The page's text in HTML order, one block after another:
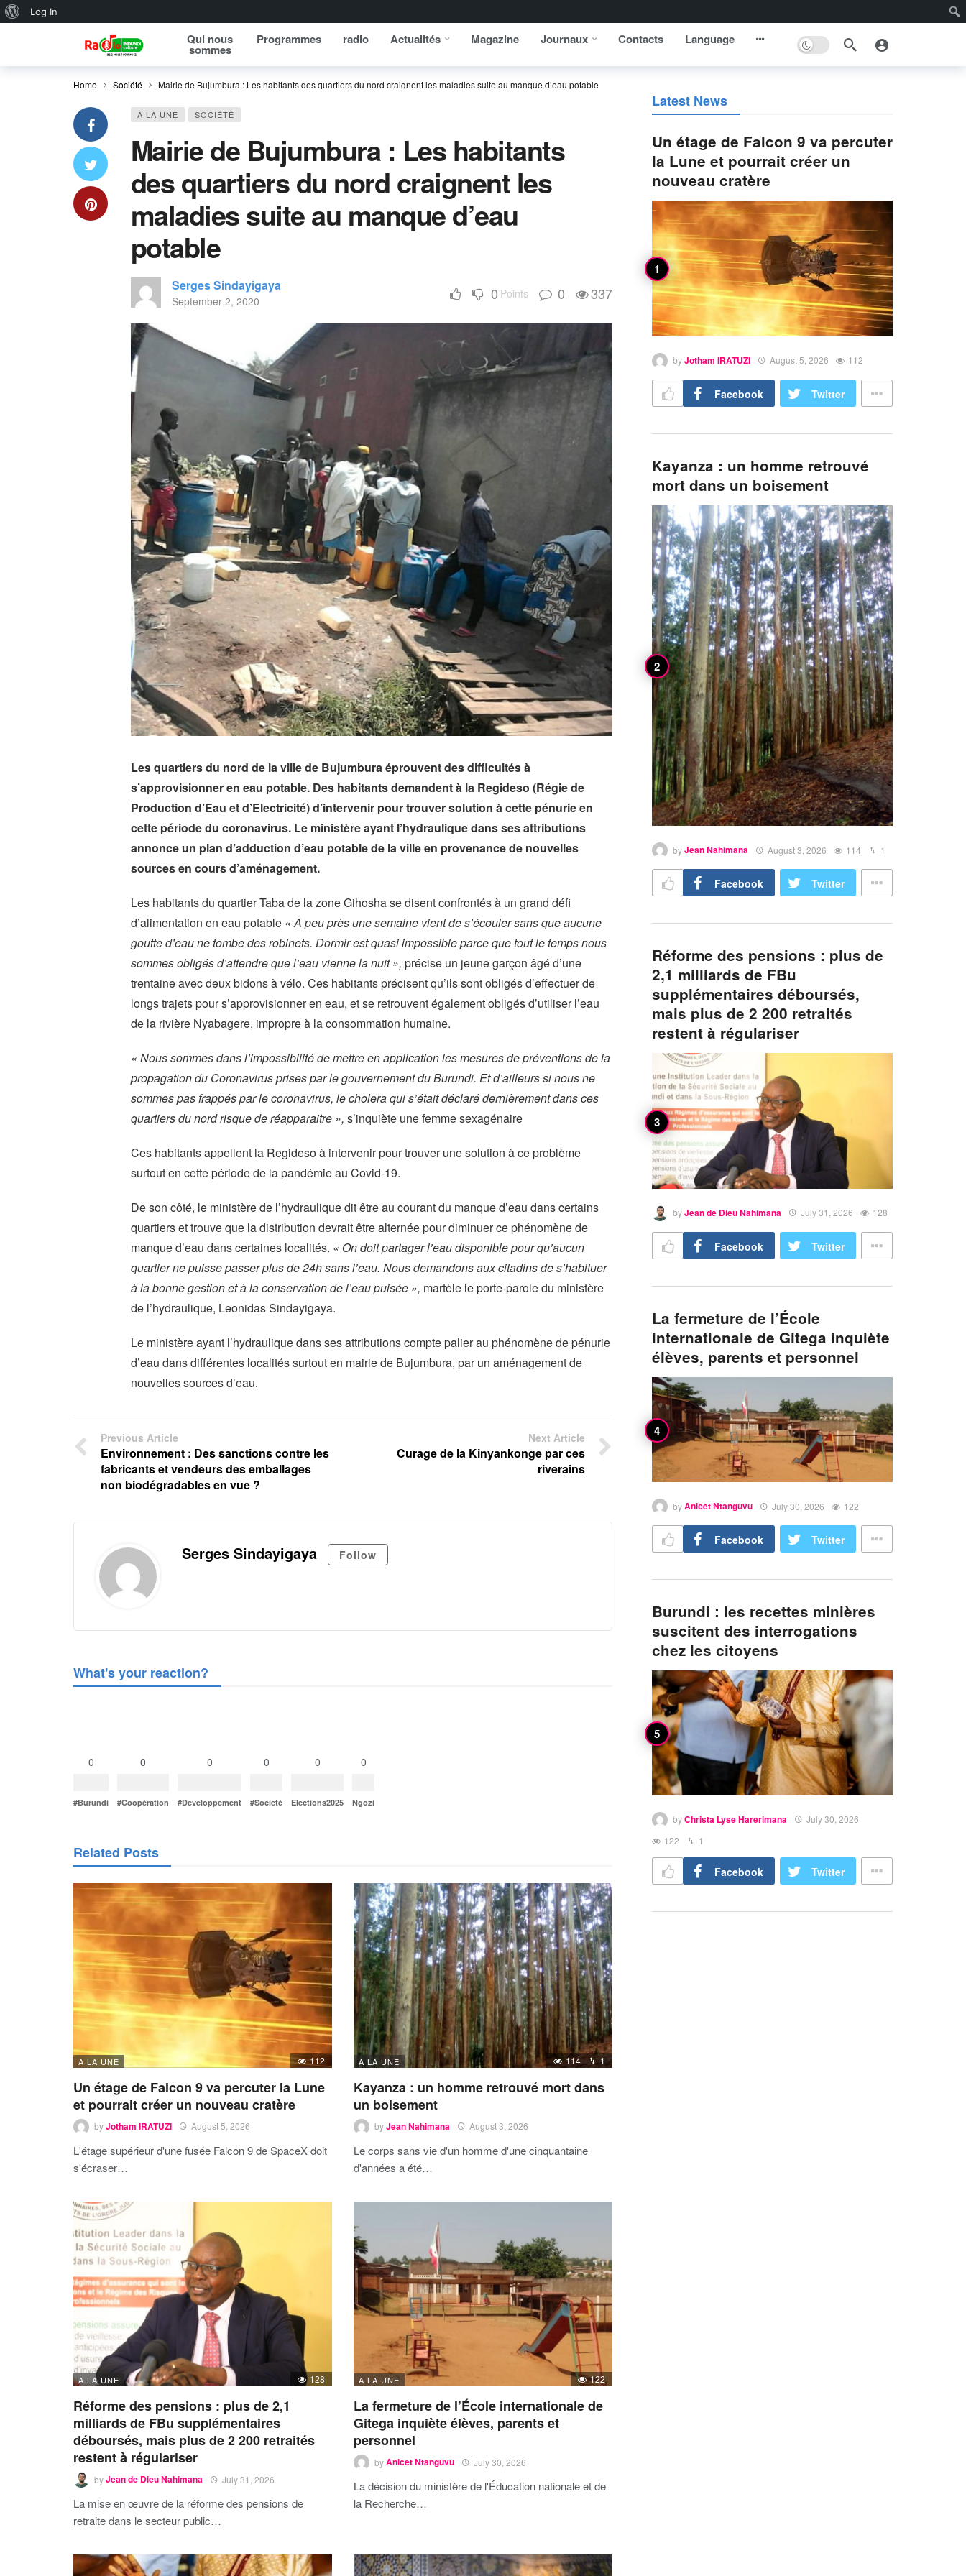
About WordPress
Log In
Qui nous
sommes
Programmes radio Actualités Magazine Journaux Contacts Language
Home Société Mairie de Bujumbura : Les habitants des quartiers du nord craignent les maladies suite au manque d’eau potable
A LA UNE SOCIÉTÉ
Mairie de Bujumbura : Les habitants
des quartiers du nord craignent les
maladies suite au manque d’eau
potable
Serges Sindayigaya
September 2, 2020 0 Points 0 337
Les quartiers du nord de la ville de Bujumbura éprouvent des difficultés à
s’approvisionner en eau potable. Des habitants demandent à la Regideso (Régie de
Production d’Eau et d’Electricité) d’intervenir pour trouver solution à cette pénurie en
cette période du coronavirus. Le ministère ayant l’hydraulique dans ses attributions
annonce un plan d’adduction d’eau potable de la ville en provenance de nouvelles
sources en cours d’aménagement.
Les habitants du quartier Taba de la zone Gihosha se disent confrontés à un grand défi
d’alimentation en eau potable « A peu près une semaine vient de s’écouler sans que aucune
goutte d’eau ne tombe des robinets. Dormir est quasi impossible parce que tout le temps nous
sommes obligés d’attendre que l’eau vienne la nuit », précise un jeune garçon âgé d’une
trentaine avec deux bidons à vélo. Ces habitants précisent qu’ils sont obligés d’effectuer de
longs trajets pour s’approvisionner en eau, et se retrouvent également obligés d’utiliser l’eau
de la rivière Nyabagere, impropre à la consommation humaine.
« Nous sommes dans l’impossibilité de mettre en application les mesures de préventions de la
propagation du Coronavirus prises par le gouvernement du Burundi. Et d’ailleurs si nous ne
sommes pas frappés par le coronavirus, le cholera qui s’était déclaré dernièrement dans ces
quartiers du nord risque de réapparaitre », s’inquiète une femme sexagénaire
Ces habitants appellent la Regideso à intervenir pour trouver une solution à ce problème
surtout en cette période de la pandémie au Covid-19.
De son côté, le ministère de l’hydraulique dit être au courant du manque d’eau dans certains
quartiers et trouve que la distribution devrait être alternée pour diminuer ce phénomène de
manque d’eau dans certaines localités. « On doit partager l’eau disponible pour qu’aucun
quartier ne puisse passer plus de 24h sans l’eau. Nous demandons aux citadins de s’habituer
à la bonne gestion et à la conservation de l’eau puisée », martèle le porte-parole du ministère
de l’hydraulique, Leonidas Sindayigaya.
Le ministère ayant l’hydraulique dans ses attributions compte palier au phénomène de pénurie
d’eau dans différentes localités surtout en mairie de Bujumbura, par un aménagement de
nouvelles sources d’eau.
Previous Article
Environnement : Des sanctions contre les
fabricants et vendeurs des emballages
non biodégradables en vue ?
Next Article
Curage de la Kinyankonge par ces
riverains
Serges Sindayigaya Follow
What's your reaction?
0
#Burundi
0
#Coopération
0
#Developpement
0
#Societé
0
Elections2025
0
Ngozi
Related Posts
A LA UNE 112
Un étage de Falcon 9 va percuter la Lune
et pourrait créer un nouveau cratère
byJotham IRATUZI August 5, 2026
L'étage supérieur d'une fusée Falcon 9 de SpaceX doit
s'écraser…
A LA UNE 114 1
Kayanza : un homme retrouvé mort dans
un boisement
byJean Nahimana August 3, 2026
Le corps sans vie d'un homme d'une cinquantaine
d'années a été…
A LA UNE 128
Réforme des pensions : plus de 2,1
milliards de FBu supplémentaires
déboursés, mais plus de 2 200 retraités
restent à régulariser
byJean de Dieu Nahimana July 31, 2026
La mise en œuvre de la réforme des pensions de
retraite dans le secteur public…
A LA UNE 122
La fermeture de l’École internationale de
Gitega inquiète élèves, parents et
personnel
byAnicet Ntanguvu July 30, 2026
La décision du ministère de l'Éducation nationale et de
la Recherche…
Latest News
Un étage de Falcon 9 va percuter
la Lune et pourrait créer un
nouveau cratère
byJotham IRATUZI August 5, 2026 112
Facebook Twitter
Kayanza : un homme retrouvé
mort dans un boisement
byJean Nahimana August 3, 2026 114 1
Facebook Twitter
Réforme des pensions : plus de
2,1 milliards de FBu
supplémentaires déboursés,
mais plus de 2 200 retraités
restent à régulariser
byJean de Dieu Nahimana July 31, 2026 128
Facebook Twitter
La fermeture de l’École
internationale de Gitega inquiète
élèves, parents et personnel
byAnicet Ntanguvu July 30, 2026 122
Facebook Twitter
Burundi : les recettes minières
suscitent des interrogations
chez les citoyens
byChrista Lyse Harerimana
July 30, 2026
122
1
Facebook Twitter